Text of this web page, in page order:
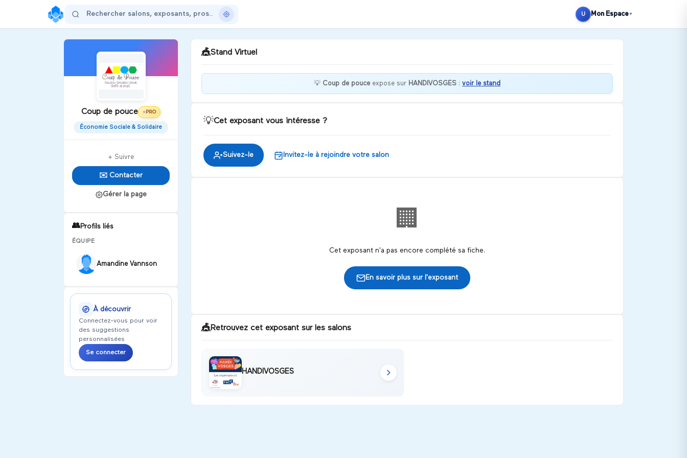
U Mon Espace ▼
Coup de pouce ⭐PRO
Économie Sociale & Solidaire
+ Suivre
✉️ Contacter
Gérer la page
👥Profils liés
ÉQUIPE
Amandine Vannson
À découvrir
Connectez-vous pour voir
des suggestions
personnalisées
Se connecter
🎪Stand Virtuel
Bienvenue chez Coup de
💡 Coup de pouce expose sur HANDIVOSGES : voir le stand
💡Cet exposant vous intéresse ?
Suivez-le Invitez-le à rejoindre votre salon
🏢
Cet exposant n'a pas encore complété sa fiche.
En savoir plus sur l'exposant
🎪Retrouvez cet exposant sur les salons
HANDIVOSGES